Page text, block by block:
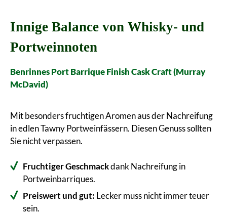
Innige Balance von Whisky- und
Portweinnoten
Benrinnes Port Barrique Finish Cask Craft (Murray
McDavid)
Mit besonders fruchtigen Aromen aus der Nachreifung
in edlen Tawny Portweinfässern. Diesen Genuss sollten
Sie nicht verpassen.
Fruchtiger Geschmackdank Nachreifung in
Portweinbarriques.
Preiswert und gut: Lecker muss nicht immer teuer
sein.